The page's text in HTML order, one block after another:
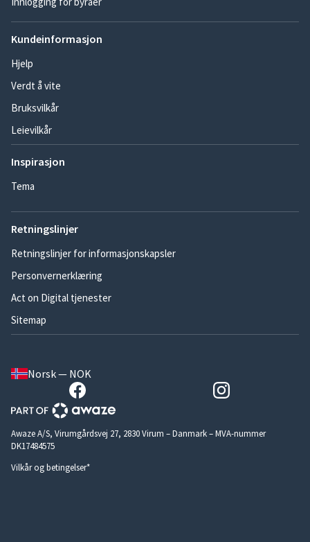
Kundeinformasjon
Hjelp
Verdt å vite
Bruksvilkår
Leievilkår
Inspirasjon
Tema
Retningslinjer
Retningslinjer for informasjonskapsler
Personvernerklæring
Act on Digital tjenester
Sitemap
Norsk — NOK
Awaze A/S, Virumgårdsvej 27, 2830 Virum – Danmark – MVA-nummer
DK17484575
Vilkår og betingelser*